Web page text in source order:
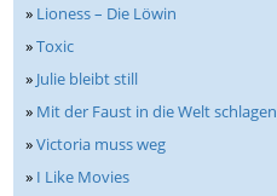
» Lioness – Die Löwin
»Toxic
» Julie bleibt still
» Mit der Faust in die Welt schlagen
»Victoria muss weg
» I Like Movies